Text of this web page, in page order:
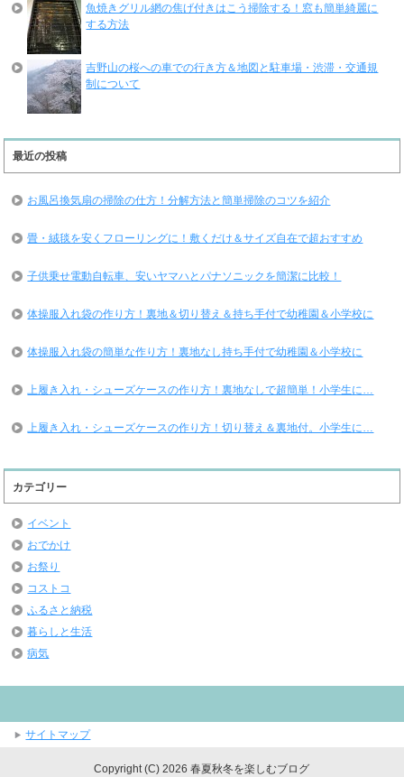
魚焼きグリル網の焦げ付きはこう掃除する！窓も簡単綺麗に
する方法
吉野山の桜への車での行き方＆地図と駐車場・渋滞・交通規
制について
最近の投稿
お風呂換気扇の掃除の仕方！分解方法と簡単掃除のコツを紹介
畳・絨毯を安くフローリングに！敷くだけ＆サイズ自在で超おすすめ
子供乗せ電動自転車、安いヤマハとパナソニックを簡潔に比較！
体操服入れ袋の作り方！裏地＆切り替え＆持ち手付で幼稚園＆小学校に
体操服入れ袋の簡単な作り方！裏地なし持ち手付で幼稚園＆小学校に
上履き入れ・シューズケースの作り方！裏地なしで超簡単！小学生に…
上履き入れ・シューズケースの作り方！切り替え＆裏地付。小学生に…
カテゴリー
イベント
おでかけ
お祭り
コストコ
ふるさと納税
暮らしと生活
病気
サイトマップ
Copyright (C) 2026 春夏秋冬を楽しむブログ